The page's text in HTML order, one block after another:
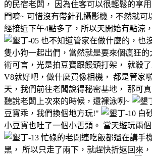
的民宿老闆， 因為住客可以很輕鬆的享
門唷~ 可惜沒有帶針孔攝影機，不然就
經接近下午4點多了，所以天開始有點涼
也不知道管家在做什麼的，也
隻小狗一起出們，當然就是要來個瘋狂的
術可言，光是拍豆寶跟饅頭打架， 就殺
V8就好吧，做什麼買像相機， 都是管家
天，我們前往老闆說得秘密基地， 那可
聽說老闆上次來的時候，還裸泳咧~
豆寶乖，我們換個地方玩!"
白
小豆寶也吐了一個小舌頭。 當天遊玩兩
忙碌的老闆連吃飯都還在講手
黑， 所以只走了兩下，就趕快折返回來，